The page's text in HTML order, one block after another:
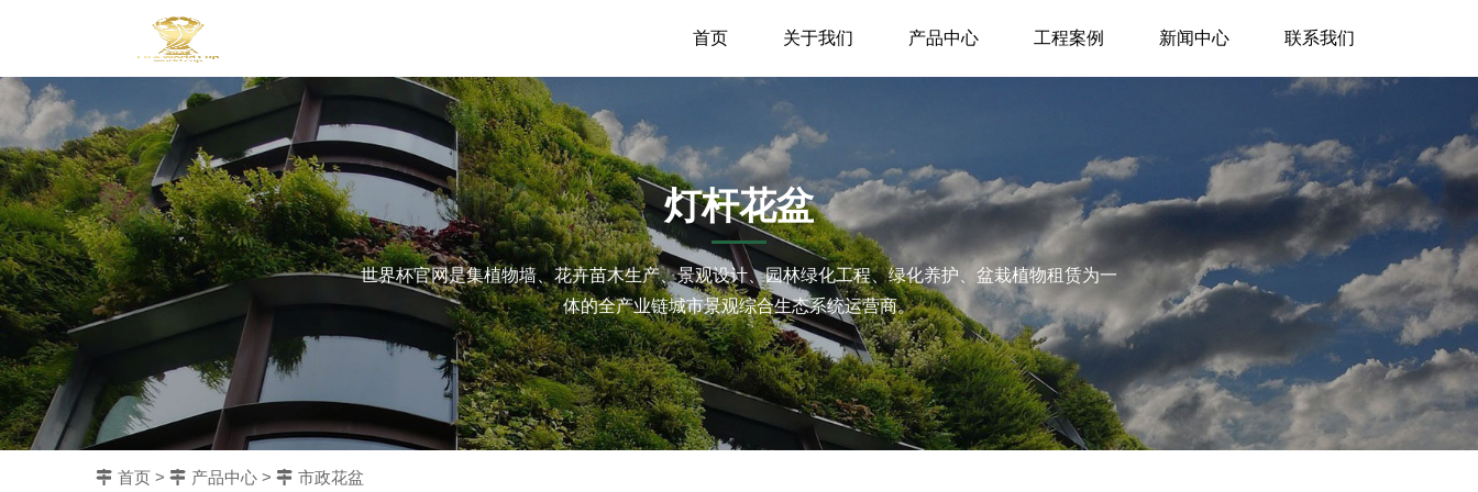
首页 关于我们 产品中心 工程案例 新闻中心 联系我们
灯杆花盆
世界杯官网是集植物墙、花卉苗木生产、景观设计、园林绿化工程、绿化养护、盆栽植物租赁为一
体的全产业链城市景观综合生态系统运营商。
首页 > 产品中心 > 市政花盆